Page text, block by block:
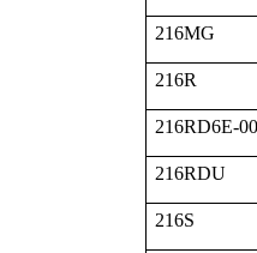
216MG
216R
216RD6E-
216RDU
216S